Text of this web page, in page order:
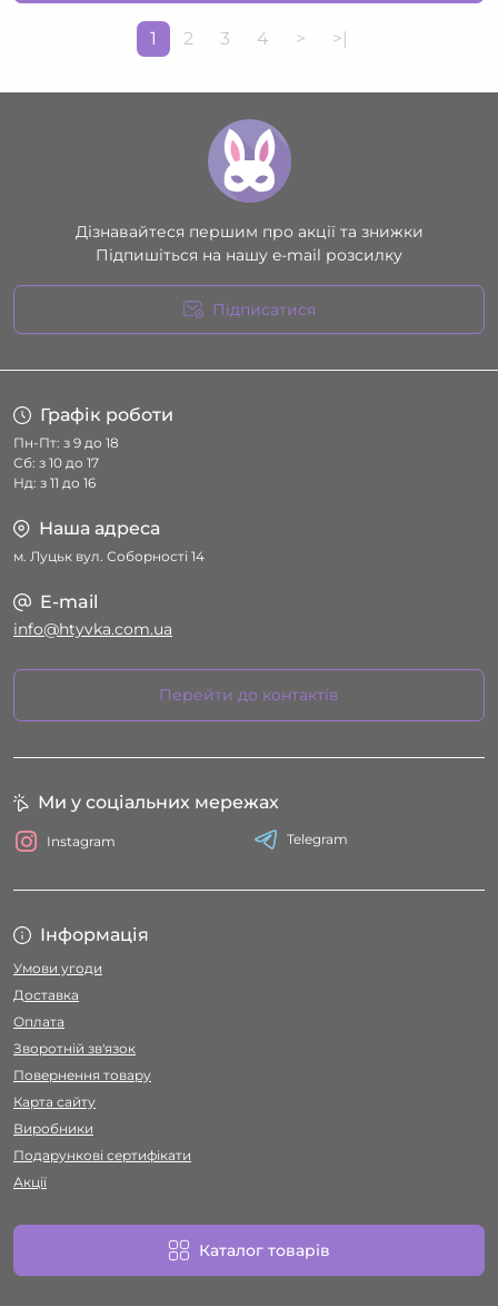
1 2 3 4 > >|
Дізнавайтеся першим про акції та знижки
Підпишіться на нашу e-mail розсилку
Підписатися
Графік роботи
Пн-Пт: з 9 до 18
Сб: з 10 до 17
Нд: з 11 до 16
Наша адреса
м. Луцьк вул. Соборності 14
E-mail
info@htyvka.com.ua
Перейти до контактів
Інформація
Умови угоди
Доставка
Оплата
Зворотній зв'язок
Повернення товару
Карта сайту
Виробники
Подарункові сертифікати
Акції
Каталог товарів
Ми у соціальних мережах
Instagram Telegram